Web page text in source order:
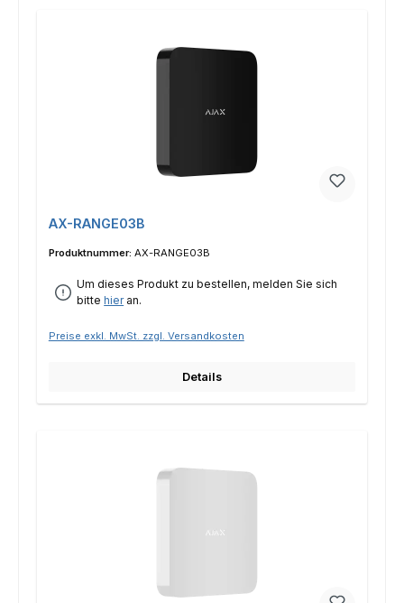
AX-RANGE03B
Produktnummer: AX-RANGE03B
Um dieses Produkt zu bestellen, melden Sie sich
bittehieran.
Preise exkl. MwSt. zzgl. Versandkosten
Details